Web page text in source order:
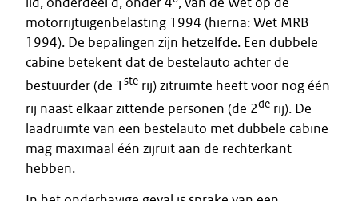
motorrijtuigenbelasting 1994 (hierna: Wet MRB
1994). De bepalingen zijn hetzelfde. Een dubbele
cabine betekent dat de bestelauto achter de
bestuurder (de 1 ste rij) zitruimte heeft voor nog één
rij naast elkaar zittende personen (de 2de rij). De
laadruimte van een bestelauto met dubbele cabine
mag maximaal één zijruit aan de rechterkant
hebben.